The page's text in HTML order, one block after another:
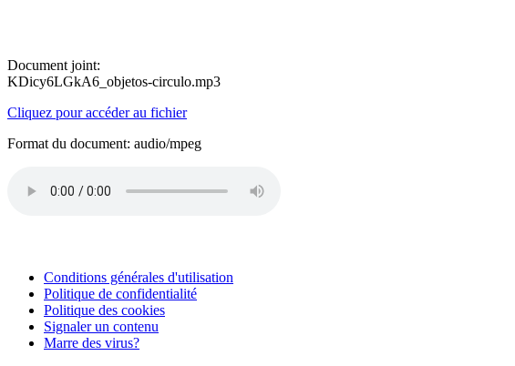
Document joint:
KDicy6LGkA6_objetos-circulo.mp3
Cliquez pour accéder au fichier
Format du document: audio/mpeg
Conditions générales d'utilisation
Politique de confidentialité
Politique des cookies
Signaler un contenu
Marre des virus?